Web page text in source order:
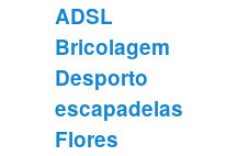
ADSL
Bricolagem
Desporto
escapadelas
Flores